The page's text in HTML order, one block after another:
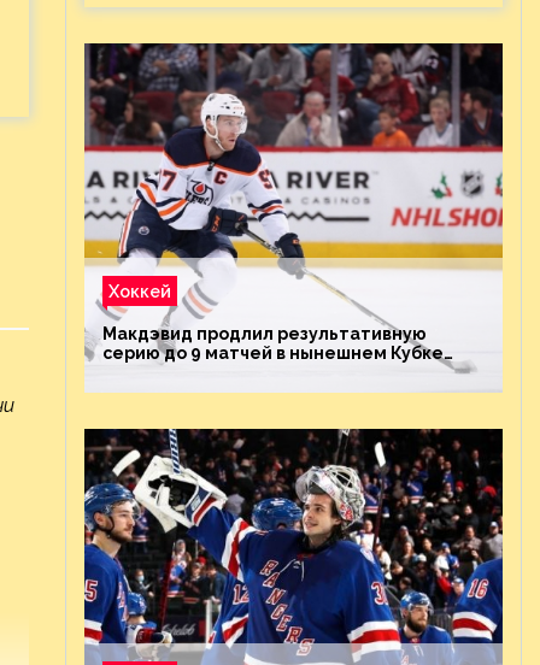
Хоккей
Макдэвид продлил результативную
серию до 9 матчей в нынешнем Кубке